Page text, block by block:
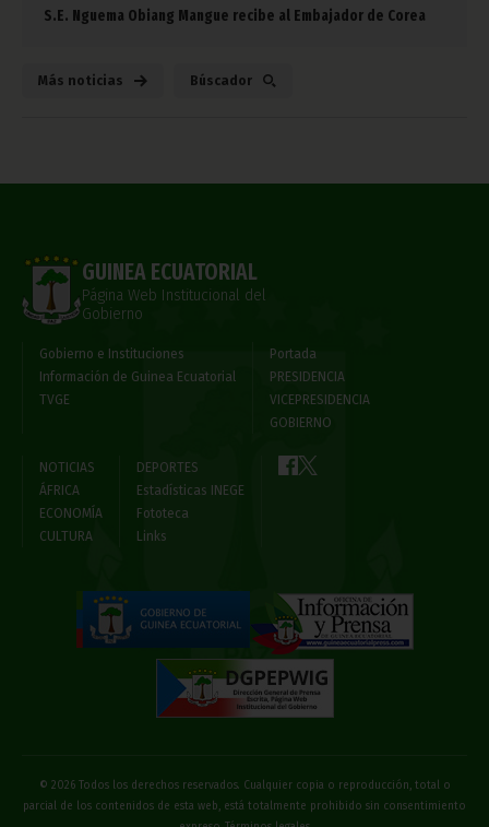
S.E. Nguema Obiang Mangue recibe al Embajador de Corea
Más noticias Búscador
GUINEA ECUATORIAL
Página Web Institucional del
Gobierno
Gobierno e Instituciones
Información de Guinea Ecuatorial
TVGE
Portada
PRESIDENCIA
VICEPRESIDENCIA
GOBIERNO
NOTICIAS
ÁFRICA
ECONOMÍA
CULTURA
DEPORTES
Estadísticas INEGE
Fototeca
Links
© 2026 Todos los derechos reservados. Cualquier copia o reproducción, total o
parcial de los contenidos de esta web, está totalmente prohibido sin consentimiento